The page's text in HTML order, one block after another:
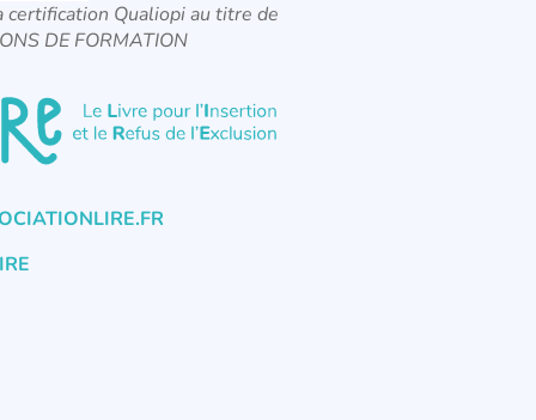
certification Qualiopi au titre de
DE FORMATION